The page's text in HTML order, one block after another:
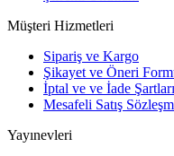
Müşteri Hizmetleri
Sipariş ve Kargo
Şikayet ve Öneri
İptal ve ve İade Şartları
Mesafeli Satış
Yayınevleri